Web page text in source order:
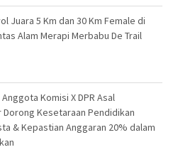
Juara 5 Km dan 30 Km Female di
Alam Merapi Merbabu De Trail
Komisi X DPR Asal
Dorong Kesetaraan Pendidikan
& Kepastian Anggaran 20% dalam